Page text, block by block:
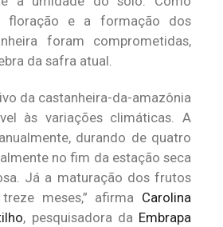
floração e a formação dos
foram comprometidas,
da safra atual.
da castanheira-da-amazônia
às variações climáticas. A
durando de quatro
no fim da estação seca
Já a maturação dos frutos
meses,” afirma Carolina
, pesquisadora da Embrapa